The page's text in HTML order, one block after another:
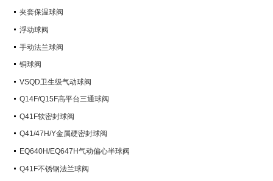
夹套保温球阀
浮动球阀
手动法兰球阀
铜球阀
VSQD卫生级气动球阀
Q14F/Q15F高平台三通球阀
Q41F软密封球阀
Q41/47H/Y金属硬密封球阀
EQ640H/EQ647H气动偏心半球阀
Q41F不锈钢法兰球阀